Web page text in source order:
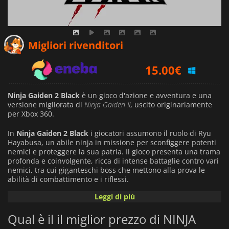
Migliori rivenditori
15.00€
17.99€
Ninja Gaiden 2 Black è un gioco d'azione e avventura e una
versione migliorata di Ninja Gaiden II, uscito originariamente
per Xbox 360.
In Ninja Gaiden 2 Black i giocatori assumono il ruolo di Ryu
Hayabusa, un abile ninja in missione per sconfiggere potenti
nemici e proteggere la sua patria. Il gioco presenta una trama
profonda e coinvolgente, ricca di intense battaglie contro vari
nemici, tra cui giganteschi boss che mettono alla prova le
abilità di combattimento e i riflessi.
Il sistema di combattimento è uno dei punti di forza del gioco
e potenti tecniche ninja. I giocatori possono potenziare le
abilità e le armi di Ryu, dando un senso di progressione nel
Leggi di più
Qual è il il miglior prezzo di NINJA